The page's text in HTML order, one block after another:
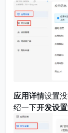
应用详情设置
绍一下开发设置